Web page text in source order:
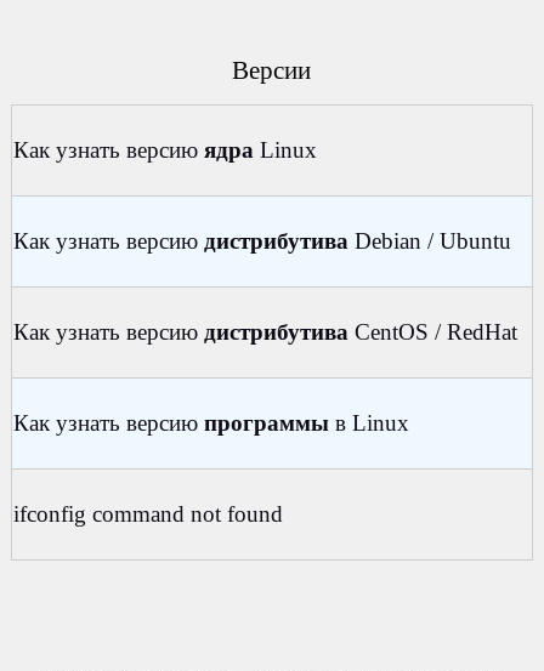
Версии
Как узнать версию ядра Linux
Как узнать версию дистрибутива Debian / Ubuntu
Как узнать версию дистрибутива CentOS / RedHat
Как узнать версию программыв Linux
ifconfig command not found